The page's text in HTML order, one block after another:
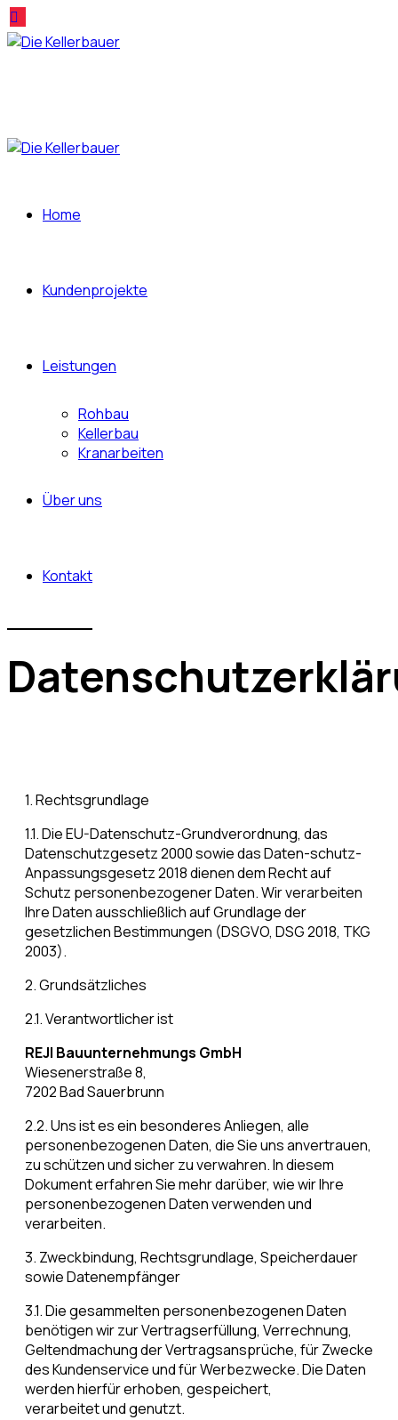
Home
Kundenprojekte
Leistungen
Rohbau
Kellerbau
Kranarbeiten
Über uns
Kontakt
1. Rechtsgrundlage
1.1. Die EU-Datenschutz-Grundverordnung, das
Datenschutzgesetz 2000 sowie das Daten-schutz-
Anpassungsgesetz 2018 dienen dem Recht auf
Schutz personenbezogener Daten. Wir verarbeiten
Ihre Daten ausschließlich auf Grundlage der
gesetzlichen Bestimmungen (DSGVO, DSG 2018, TKG
2003).
2. Grundsätzliches
2.1. Verantwortlicher ist
REJI Bauunternehmungs GmbH
Wiesenerstraße 8,
7202 Bad Sauerbrunn
2.2. Uns ist es ein besonderes Anliegen, alle
personenbezogenen Daten, die Sie uns anvertrauen,
zu schützen und sicher zu verwahren. In diesem
Dokument erfahren Sie mehr darüber, wie wir Ihre
personenbezogenen Daten verwenden und
verarbeiten.
3. Zweckbindung, Rechtsgrundlage, Speicherdauer
sowie Datenempfänger
3.1. Die gesammelten personenbezogenen Daten
benötigen wir zur Vertragserfüllung, Verrechnung,
Geltendmachung der Vertragsansprüche, für Zwecke
des Kundenservice und für Werbezwecke. Die Daten
werden hierfür erhoben, gespeichert,
verarbeitet und genutzt.